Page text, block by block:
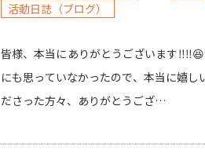
活動日誌（ブログ）
皆様、本当にありがとうございます
にも思っていなかったので、本当に嬉し
ださった方々、ありがとうござ…